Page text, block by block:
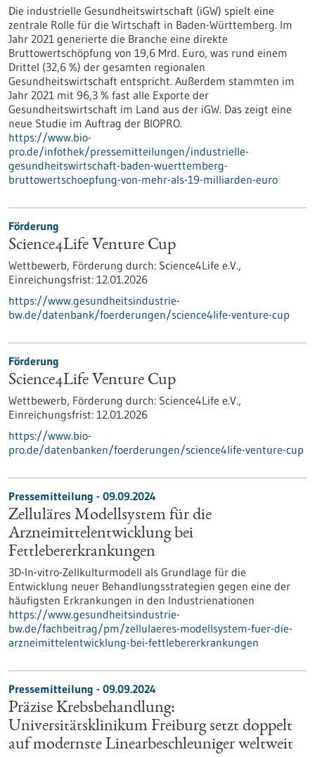
Die industrielle Gesundheitswirtschaft (iGW) spielt eine
zentrale Rolle für die Wirtschaft in Baden-Württemberg. Im
Jahr 2021 generierte die Branche eine direkte
Bruttowertschöpfung von 19,6 Mrd. Euro, was rund einem
Drittel (32,6 %) der gesamten regionalen
Gesundheitswirtschaft entspricht. Außerdem stammten im
Jahr 2021 mit 96,3 % fast alle Exporte der
Gesundheitswirtschaft im Land aus der iGW. Das zeigt eine
neue Studie im Auftrag der BIOPRO.
https://www.bio-
pro.de/infothek/pressemitteilungen/industrielle-
gesundheitswirtschaft-baden-wuerttemberg-
bruttowertschoepfung-von-mehr-als-19-milliarden-euro
Förderung
Science4Life Venture Cup
Wettbewerb, Förderung durch: Science4Life e.V.,
Einreichungsfrist: 12.01.2026
https://www.gesundheitsindustrie-
bw.de/datenbank/foerderungen/science4life-venture-cup
Förderung
Science4Life Venture Cup
Wettbewerb, Förderung durch: Science4Life e.V.,
Einreichungsfrist: 12.01.2026
https://www.bio-
pro.de/datenbanken/foerderungen/science4life-venture-cup
Pressemitteilung - 09.09.2024
Zelluläres Modellsystem für die
Arzneimittelentwicklung bei
Fettlebererkrankungen
3D-In-vitro-Zellkulturmodell als Grundlage für die
Entwicklung neuer Behandlungsstrategien gegen eine der
häufigsten Erkrankungen in den Industrienationen
https://www.gesundheitsindustrie-
bw.de/fachbeitrag/pm/zellulaeres-modellsystem-fuer-die-
arzneimittelentwicklung-bei-fettlebererkrankungen
Pressemitteilung - 09.09.2024
Präzise Krebsbehandlung:
Universitätsklinikum Freiburg setzt doppelt
auf modernste Linearbeschleuniger weltweit